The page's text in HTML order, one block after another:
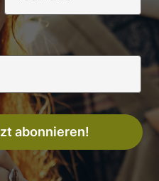
abonnieren!